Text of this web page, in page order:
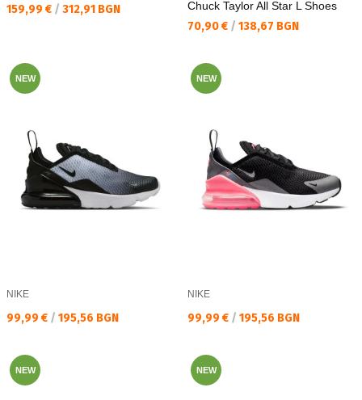
Текуща цена:
159,99 € / 312,91 BGN Chuck Taylor All Star L Shoes
Текуща цена:
70,90 € / 138,67 BGN
NEW
NIKE
Текуща цена:
99,99 € / 195,56 BGN
NEW
NIKE
Текуща цена:
99,99 € / 195,56 BGN
NEW NEW